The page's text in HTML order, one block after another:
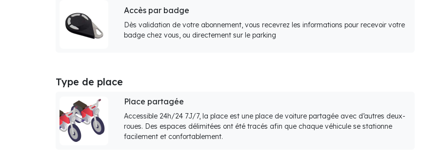
Accès par badge
Dès validation de votre abonnement, vous recevrez les informations pour recevoir votre
badge chez vous, ou directement sur le parking
Type de place
Place partagée
Accessible 24h/24 7J/7, la place est une place de voiture partagée avec d’autres deux-
roues. Des espaces délimitées ont été tracés afin que chaque véhicule se stationne
facilement et confortablement.